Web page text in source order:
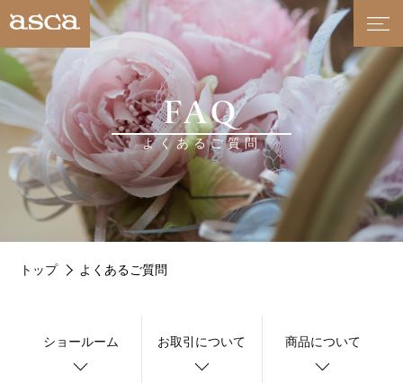
FAQ
よくあるご質問
トップ よくあるご質問
ショールーム お取引について 商品について